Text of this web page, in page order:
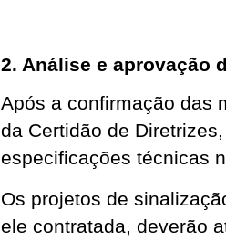
2. Análise e aprovação
Após a confirmação das
da Certidão de
especificações técnicas
Os projetos de
ele contratada, deverão